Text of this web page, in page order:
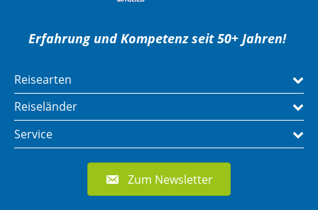
Erfahrung und Kompetenz seit 50+ Jahren!
Reisearten
Reiseländer
Service
Zum Newsletter